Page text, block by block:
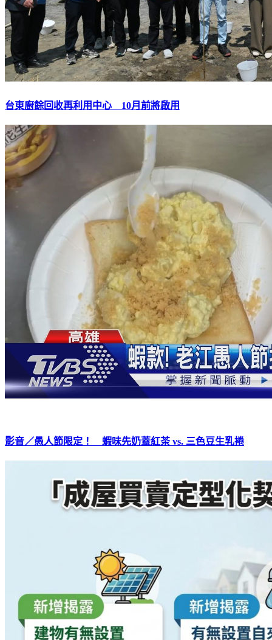
台東廚餘回收再利用中心 10月前將啟用
影音／愚人節限定！ 蝦味先奶蓋紅茶 vs. 三色豆生乳捲